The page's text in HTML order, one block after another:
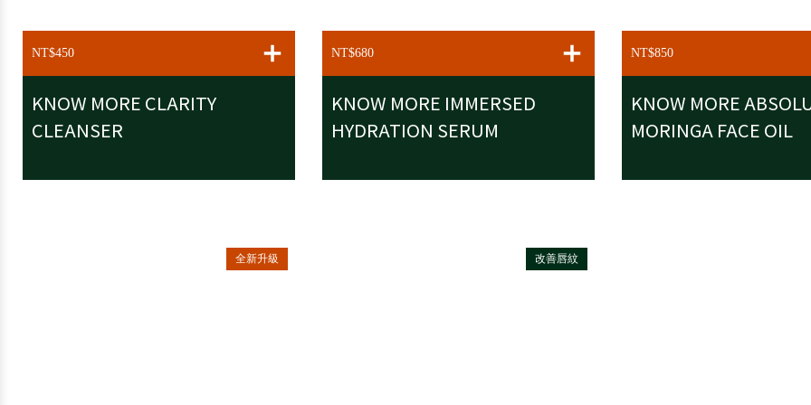
ADD TO CART
NT$450
KNOW MORE CLARITY
CLEANSER
ADD TO CART
NT$680
KNOW MORE IMMERSED
HYDRATION SERUM
NT$850
KNOW MORE
MORINGA FACE OIL
全新升級 改善唇紋